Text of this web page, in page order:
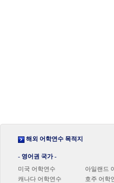
해외 어학연수 목적지
- 영어권 국가 -
미국 어학연수
캐나다 어학연수
아일랜드
호주 어학